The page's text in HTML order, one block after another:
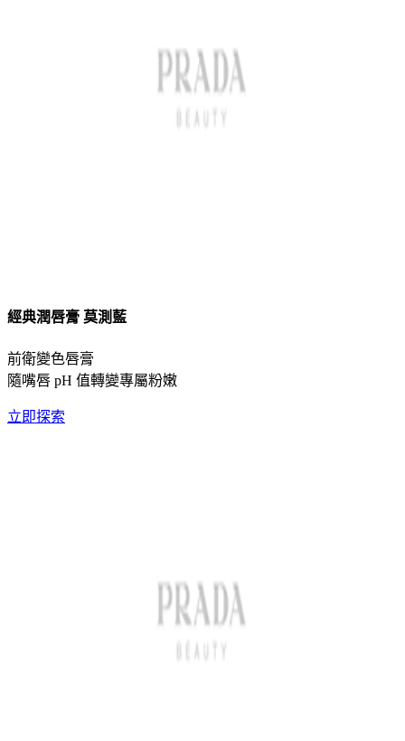
經典潤唇膏 莫測藍
前衛變色唇膏
隨嘴唇 pH 值轉變專屬粉嫩
立即探索